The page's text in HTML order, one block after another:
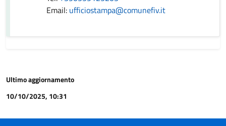
Email: ufficiostampa@comunefiv.it
Ultimo aggiornamento
10/10/2025, 10:31